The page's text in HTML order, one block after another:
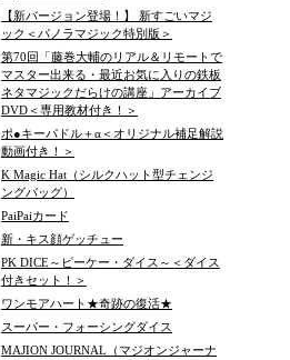
【新バージョン登場！】 新すごいマジ
ック＜パノラマジック特別版＞
第70回「藤巻大輔のリアル＆リモートで
マスター出来る・最近お気に入りの鉄板
ネタマジックだらけの講座」アーカイブ
DVD＜専用教材付き！＞
ポ●キーパドル＋α＜オリジナル補足解説
動画付き！＞
K Magic Hat（シルクハット型チェンジ
ングバッグ）
PaiPaiカード
新・キス顔ゲッチュー
PK DICE～ピーケー・ダイス～＜ダイス
付きセット！＞
ワンモアハート★奇跡の復活★
スーパー・フォーシングダイス
MAJION JOURNAL（マジオンジャーナ